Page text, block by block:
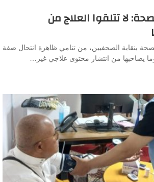
لا تتلقوا العلاج من
بنقابة الصحفيين، من تنامي ظاهرة انتحال صفة
يصاحبها من انتشار محتوى علاجي غير…